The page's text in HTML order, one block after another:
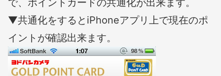
で、ポイントカードの共通化が出来ます。
▼共通化をするとiPhoneアプリ上で現在のポ
イントが確認出来ます。